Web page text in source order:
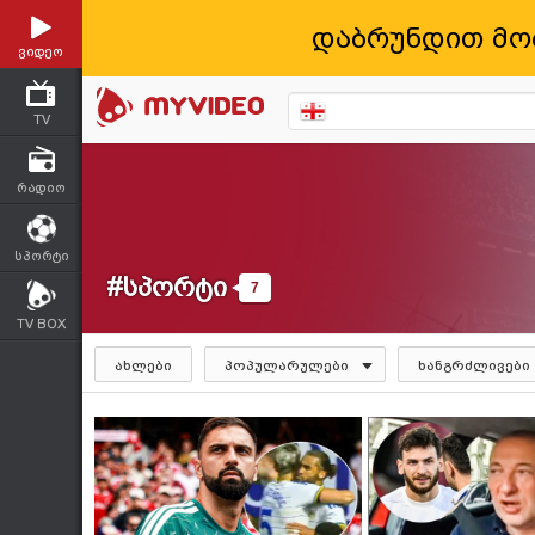
დაბრუნდით
ვიდეო
TV
რადიო
სპორტი
TV BOX
#სპორტი 7
ახლები პოპულარულები ხანგრძლივები